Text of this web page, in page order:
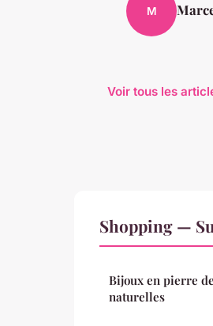
M
Voir tous les
Shopping —
Bijoux en pierre
naturelles